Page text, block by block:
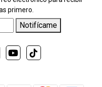
primero.
Notifícame